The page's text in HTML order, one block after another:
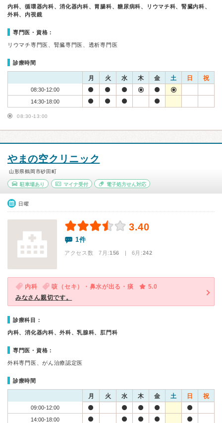
内科、循環器内科、消化器内科、胃腸科、糖尿病科、リウマチ科、腎臓内科、
外科、内視鏡
専門医・資格：
リウマチ専門医、腎臓専門医、透析専門医
診療時間
月 火 水 木 金 土 日 祝
08:30-12:00
14:30-18:00
08:30-13:00
やまの空クリニック
山形県鶴岡市砂田町
駐車場あり マイナ受付 電子処方せん対応
日曜
3.40
1件
アクセス数 7月:156 | 6月:242
内科 咳（セキ）・鼻水が出る・痰
5.0
みなさん親切です。
診療科目：
内科、消化器内科、外科、乳腺科、肛門科
専門医・資格：
外科専門医、がん治療認定医
診療時間
月 火 水 木 金 土 日 祝
09:00-12:00
14:00-18:00